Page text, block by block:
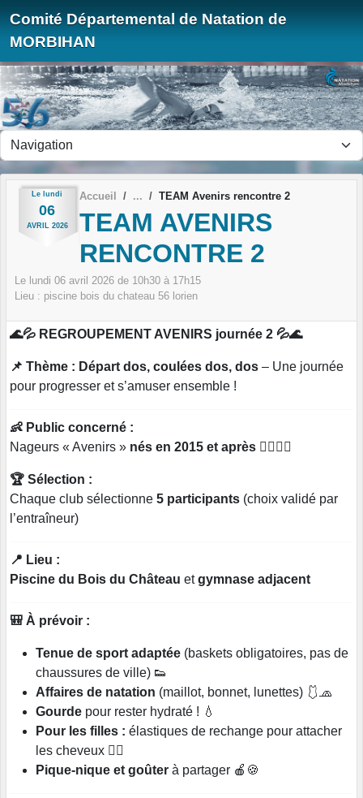
Comité Départemental de Natation de
MORBIHAN
Le lundi
06
AVRIL 2026
Accueil TEAM Avenirs rencontre 2
TEAM AVENIRS
RENCONTRE 2
Le lundi 06 avril 2026 de 10h30 à 17h15
Lieu : piscine bois du chateau 56 lorien
🌊💦 REGROUPEMENT AVENIRS journée 2 💦🌊
📌 Thème : Départ dos, coulées dos, dos – Une journée
pour progresser et s’amuser ensemble !
👶 Public concerné :
Nageurs « Avenirs » nés en 2015 et après 🏊‍♂️🏊‍♀️
🏆 Sélection :
Chaque club sélectionne 5 participants (choix validé par
l’entraîneur)
📍 Lieu :
Piscine du Bois du Château etgymnase adjacent
🎒 À prévoir :
Tenue de sport adaptée (baskets obligatoires, pas de
chaussures de ville) 👟
Affaires de natation (maillot, bonnet, lunettes) 🩱🧢
Gourde pour rester hydraté ! 💧
Pour les filles : élastiques de rechange pour attacher
les cheveux 💇‍♀️
Pique-nique et goûter à partager 🍎🍪